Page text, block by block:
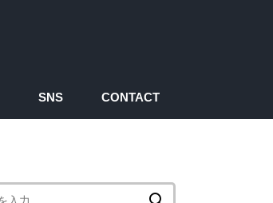
SNS CONTACT